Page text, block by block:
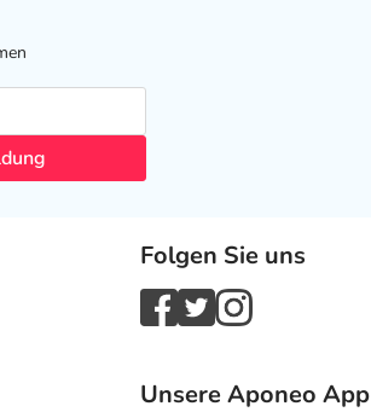
Folgen Sie uns
Unsere Aponeo App